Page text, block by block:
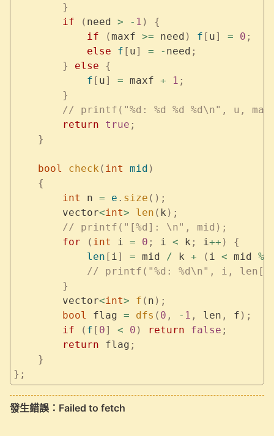
        }
        if
( need > - 1 )
{
            if
(maxf >= need ) f [ u] = 0 ;
            else
f [ u] = - need ;
        }
else {
            f
[ u] = maxf + 1 ;
        }
// printf("%d: %d %d %d\n", u,
        return
true ;
    }
    bool
check ( int mid )
    {
        int
n = e . size ();
        vector
<int> len ( k );
        // printf("[%d]: \n", mid);
        for
( int i = 0 ; i < k ; i++ )
{
            len
[ i] = mid / k + ( i < mid %
// printf("%d: %d\n", i,
        }
        vector
<int> f ( n );
        bool
flag = dfs ( 0 , - 1 , len , f );
        if
( f [ 0] < 0 ) return false ;
        return
flag ;
    }
};